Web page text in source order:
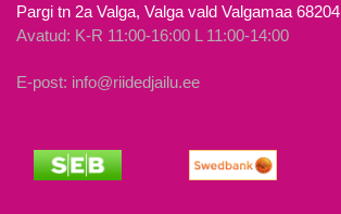
Pargi tn 2a Valga, Valga vald Valgamaa 68204
Avatud: K-R 11:00-16:00 L 11:00-14:00
E-post: info@riidedjailu.ee